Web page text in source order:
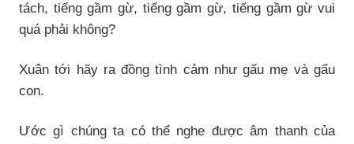
tách, tiếng gầm gừ, tiếng gầm gừ, tiếng gầm gừ vui
quá phải không?
Xuân tới hãy ra đồng tình cảm như gấu mẹ và gấu
con.
Ước gì chúng ta có thể nghe được âm thanh của